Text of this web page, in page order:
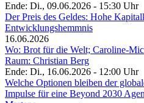
Ende: Di., 09.06.2026 - 15:30 Uhr
Der Preis des Geldes: Hohe
Entwicklungshemmnis
16.06.2026
Wo: Brot für die Welt; Caroline-
Raum: Christian Berg
Ende: Di., 16.06.2026 - 12:00 Uhr
Welche Optionen bleiben der
Impulse für eine Beyond 2030